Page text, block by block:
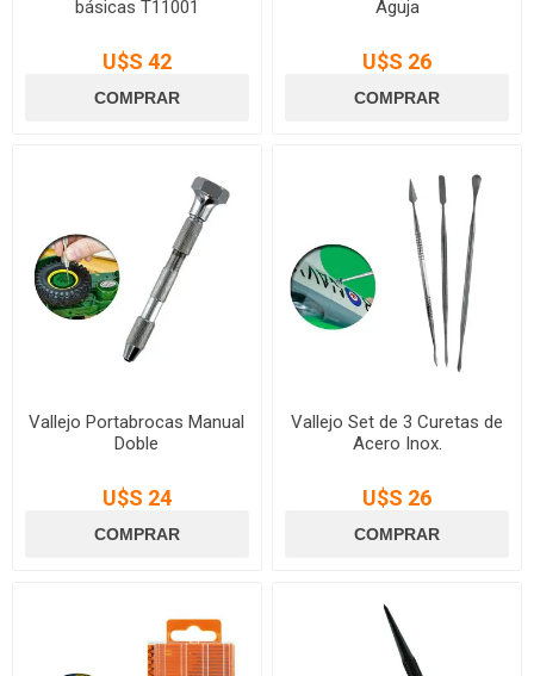
básicas T11001
U$S 42
Aguja
U$S 26
Vallejo Portabrocas Manual
Doble
U$S 24
Vallejo Set de 3 Curetas de
Acero Inox.
U$S 26